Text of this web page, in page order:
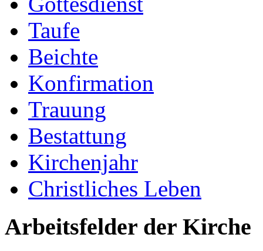
Taufe
Beichte
Konfirmation
Trauung
Bestattung
Kirchenjahr
Christliches Leben
Arbeitsfelder der Kirche